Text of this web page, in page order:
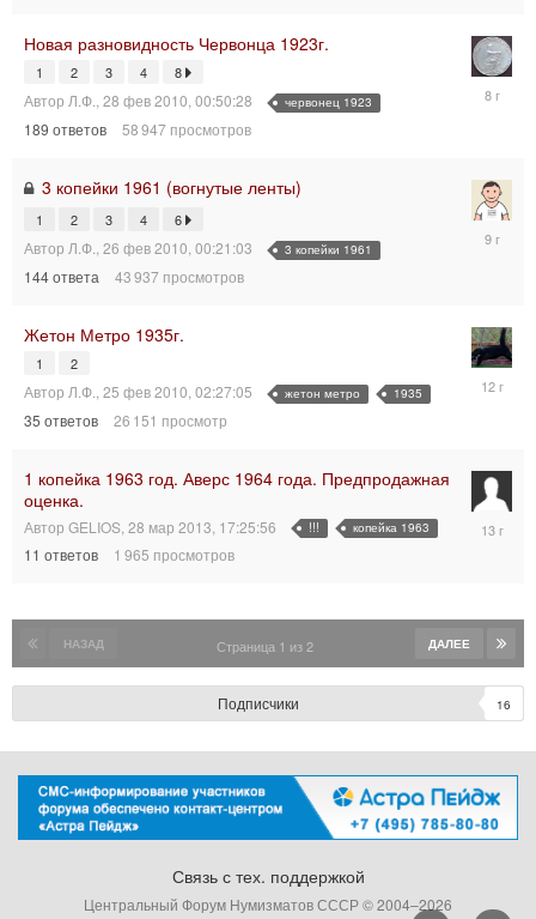
23:40:55
Новая разновидность Червонца 1923г.
1 2 3 4 8
Автор Л.Ф. 28 фев 2010, 00:50:28 червонец 1923
189 ответов 58 947 просмотров
15
3 копейки 1961 (вогнутые ленты)
1 2 3 4 6
Автор Л.Ф. 26 фев 2010, 00:21:03 3 копейки 1961
144ответа 43 937 просмотров
20
Жетон Метро 1935г.
1 2
Автор Л.Ф. 25 фев 2010, 02:27:05 жетон метро 1935
35 ответов 26 151 просмотр
29
1 копейка 1963 год. Аверс 1964 года. Предпродажная
оценка.
Автор GELIOS 28 мар 2013, 17:25:56 !!! копейка 1963
11 ответов 1 965 просмотров
31
НАЗАД ДАЛЕЕ
Страница 1 из 2
Подписчики 16
Связь с тех. поддержкой
Центральный Форум Нумизматов СССР © 2004–2026